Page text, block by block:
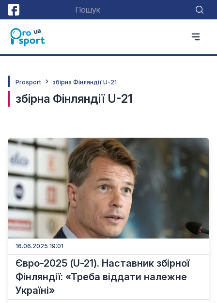
Prosport збірна Фінляндії U-21
збірна Фінляндії U-21
16.06.2025 19:01
Євро-2025 (U-21). Наставник збірної
Фінляндії: «Треба віддати належне
Україні»